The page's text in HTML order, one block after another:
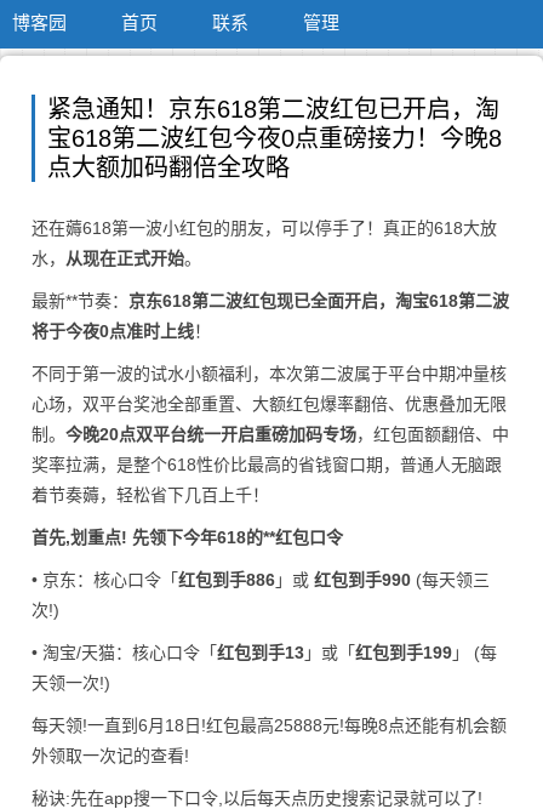
博客园 首页 联系 管理
紧急通知！京东618第二波红包已开启，淘
宝618第二波红包今夜0点重磅接力！今晚8
点大额加码翻倍全攻略
还在薅618第一波小红包的朋友，可以停手了！真正的618大放
水， 从现在正式开始。
最新**节奏： 京东618第二波红包现已全面开启，淘宝618第二波
将于今夜0点准时上线！
不同于第一波的试水小额福利，本次第二波属于平台中期冲量核
心场，双平台奖池全部重置、大额红包爆率翻倍、优惠叠加无限
制。 今晚20点双平台统一开启重磅加码专场，红包面额翻倍、中
奖率拉满，是整个618性价比最高的省钱窗口期，普通人无脑跟
着节奏薅，轻松省下几百上千！
首先,划重点! 先领下今年618的**红包口令
• 京东：核心口令「红包到手886」或 红包到手990 (每天领三
次!)
• 淘宝/天猫：核心口令「红包到手13」或「红包到手199」 (每
天领一次!)
每天领!一直到6月18日!红包最高25888元!每晚8点还能有机会额
外领取一次记的查看!
秘诀:先在app搜一下口令,以后每天点历史搜索记录就可以了!